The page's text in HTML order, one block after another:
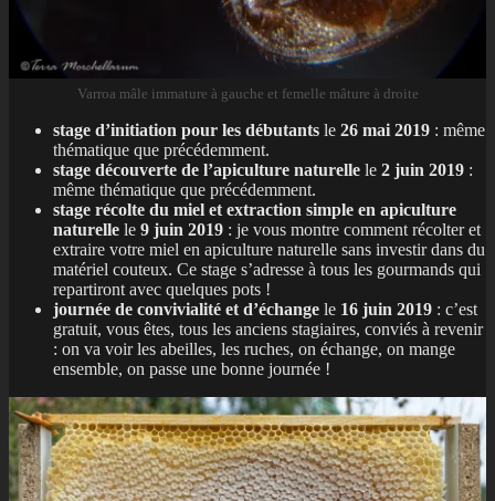
Varroa mâle immature à gauche et femelle mâture à droite
stage d’initiation pour les débutants le 26 mai 2019 : même
thématique que précédemment.
stage découverte de l’apiculture naturelle le 2 juin 2019 :
même thématique que précédemment.
stage récolte du miel et extraction simple en apiculture
naturelle le 9 juin 2019 : je vous montre comment récolter et
extraire votre miel en apiculture naturelle sans investir dans du
matériel couteux. Ce stage s’adresse à tous les gourmands qui
repartiront avec quelques pots !
journée de convivialité et d’échange le 16 juin 2019 : c’est
gratuit, vous êtes, tous les anciens stagiaires, conviés à revenir
: on va voir les abeilles, les ruches, on échange, on mange
ensemble, on passe une bonne journée !